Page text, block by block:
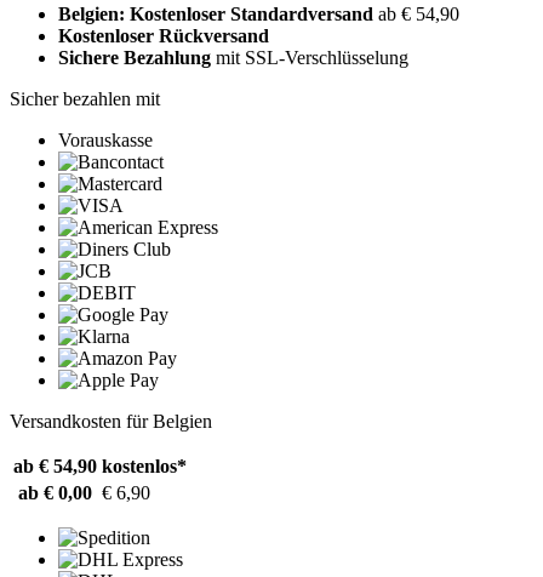
Belgien: Kostenloser Standardversand ab € 54,90
Kostenloser Rückversand
Sichere Bezahlung mit SSL-Verschlüsselung
Sicher bezahlen mit
Vorauskasse
Versandkosten für Belgien
ab € 54,90 kostenlos*
ab € 0,00 € 6,90